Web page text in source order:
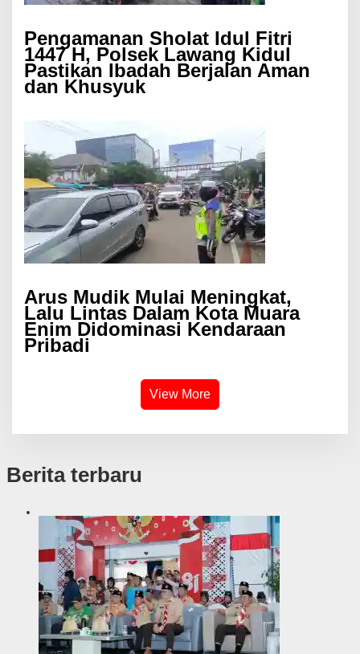
Pengamanan Sholat Idul Fitri
1447 H, Polsek Lawang Kidul
Pastikan Ibadah Berjalan Aman
dan Khusyuk
Arus Mudik Mulai Meningkat,
Lalu Lintas Dalam Kota Muara
Enim Didominasi Kendaraan
Pribadi
View More
Berita terbaru